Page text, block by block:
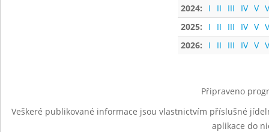
2024:
I II III IV V
2025:
I II III IV V
2026:
I II III IV V
Připraveno
Veškeré publikované informace jsou vlastnictvím příslušné
aplikace do